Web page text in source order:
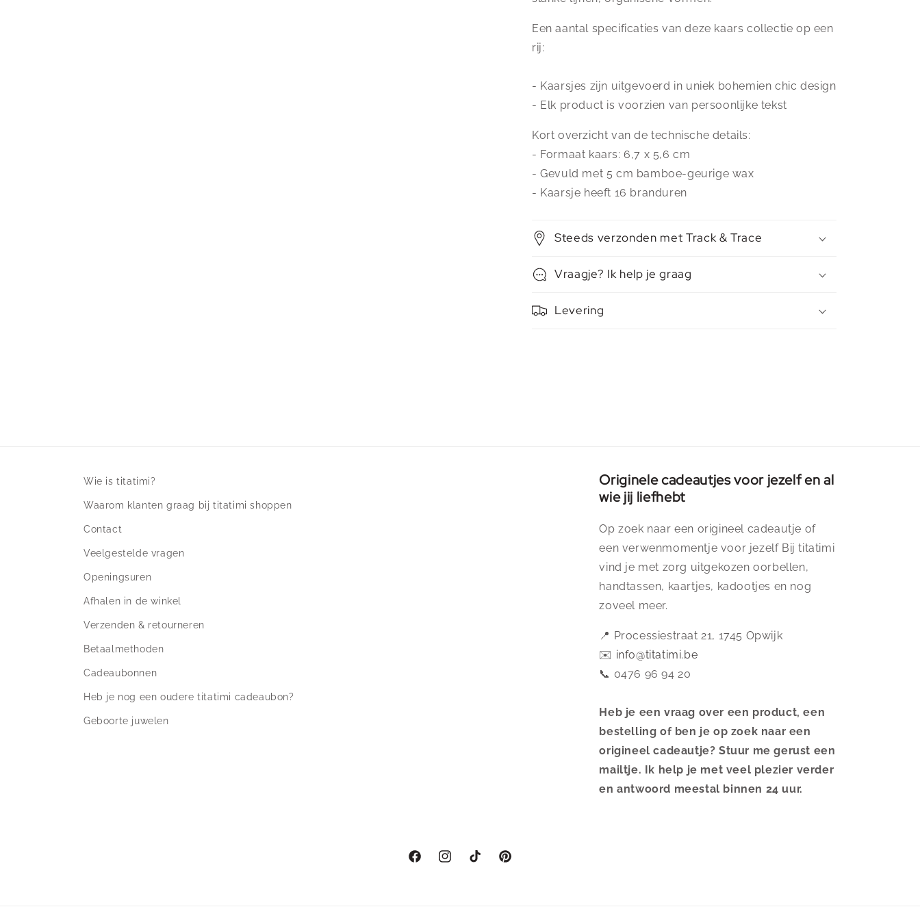
Een aantal specificaties van deze kaars collectie op een
rij:
- Kaarsjes zijn uitgevoerd in uniek bohemien chic design
- Elk product is voorzien van persoonlijke tekst
Kort overzicht van de technische details:
- Formaat kaars: 6,7 x 5,6 cm
- Gevuld met 5 cm bamboe-geurige wax
- Kaarsje heeft 16 branduren
Steeds verzonden met Track & Trace
Vraagje? Ik help je graag
Levering
Wie is titatimi?
Waarom klanten graag bij titatimi shoppen
Contact
Veelgestelde vragen
Openingsuren
Afhalen in de winkel
Verzenden & retourneren
Betaalmethoden
Cadeaubonnen
Heb je nog een oudere titatimi cadeaubon?
Geboorte juwelen
Originele cadeautjes voor jezelf en al
wie jij liefhebt
Op zoek naar een origineel cadeautje of
een verwenmomentje voor jezelf Bij titatimi
vind je met zorg uitgekozen oorbellen,
handtassen, kaartjes, kadootjes en nog
zoveel meer.
📍 Processiestraat 21, 1745 Opwijk
✉️ info@titatimi.be
📞 0476 96 94 20
Heb je een vraag over een product, een
bestelling of ben je op zoek naar een
origineel cadeautje? Stuur me gerust een
mailtje. Ik help je met veel plezier verder
en antwoord meestal binnen 24 uur.
FacebookInstagramTikTok Pinterest